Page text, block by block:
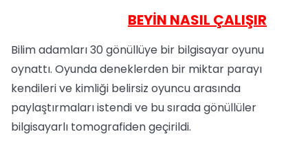
BEYİN NASIL ÇALIŞIR
Bilim adamları 30 gönüllüye bir bilgisayar oyunu
oynattı. Oyunda deneklerden bir miktar parayı
kendileri ve kimliği belirsiz oyuncu arasında
paylaştırmaları istendi ve bu sırada gönüllüler
bilgisayarlı tomografiden geçirildi.